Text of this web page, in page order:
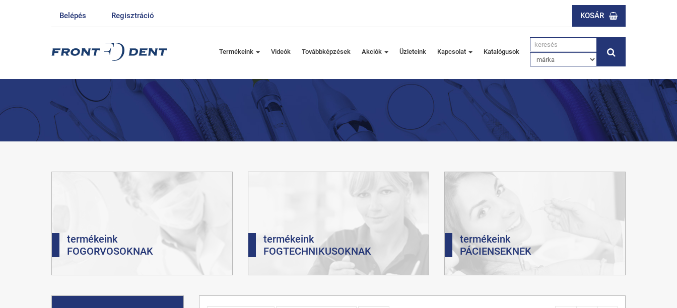
Belépés Regisztráció KOSÁR
Termékeink Videók Továbbképzések Akciók Üzleteink Kapcsolat Katalógusok
termékeink
FOGORVOSOKNAK
termékeink
FOGTECHNIKUSOKNAK
termékeink
PÁCIENSEKNEK